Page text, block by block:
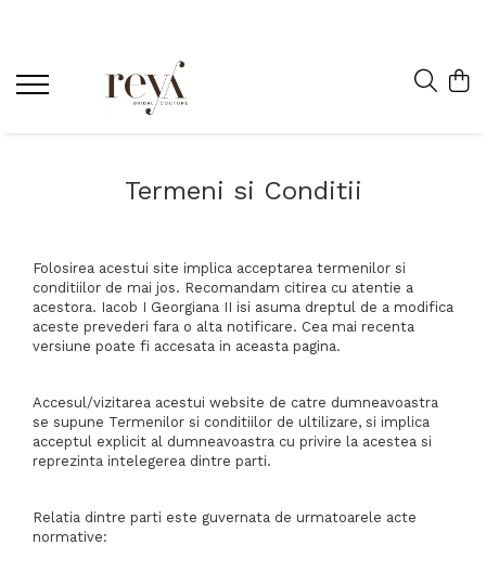
Termeni si Conditii
Folosirea acestui site implica acceptarea termenilor si
conditiilor de mai jos. Recomandam citirea cu atentie a
acestora. Iacob I Georgiana II isi asuma dreptul de a modifica
aceste prevederi fara o alta notificare. Cea mai recenta
versiune poate fi accesata in aceasta pagina.
Accesul/vizitarea acestui website de catre dumneavoastra
se supune Termenilor si conditiilor de ultilizare, si implica
acceptul explicit al dumneavoastra cu privire la acestea si
reprezinta intelegerea dintre parti.
Relatia dintre parti este guvernata de urmatoarele acte
normative: